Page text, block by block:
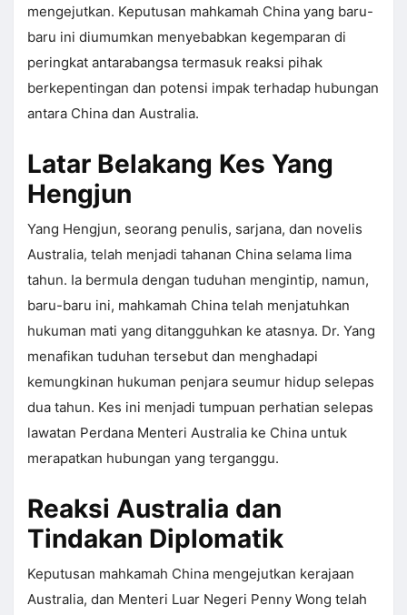
mengejutkan. Keputusan mahkamah China yang baru-
baru ini diumumkan menyebabkan kegemparan di
peringkat antarabangsa termasuk reaksi pihak
berkepentingan dan potensi impak terhadap hubungan
antara China dan Australia.
Latar Belakang Kes Yang
Hengjun
Yang Hengjun, seorang penulis, sarjana, dan novelis
Australia, telah menjadi tahanan China selama lima
tahun. Ia bermula dengan tuduhan mengintip, namun,
baru-baru ini, mahkamah China telah menjatuhkan
hukuman mati yang ditangguhkan ke atasnya. Dr. Yang
menafikan tuduhan tersebut dan menghadapi
kemungkinan hukuman penjara seumur hidup selepas
dua tahun. Kes ini menjadi tumpuan perhatian selepas
lawatan Perdana Menteri Australia ke China untuk
merapatkan hubungan yang terganggu.
Reaksi Australia dan
Tindakan Diplomatik
Keputusan mahkamah China mengejutkan kerajaan
Australia, dan Menteri Luar Negeri Penny Wong telah